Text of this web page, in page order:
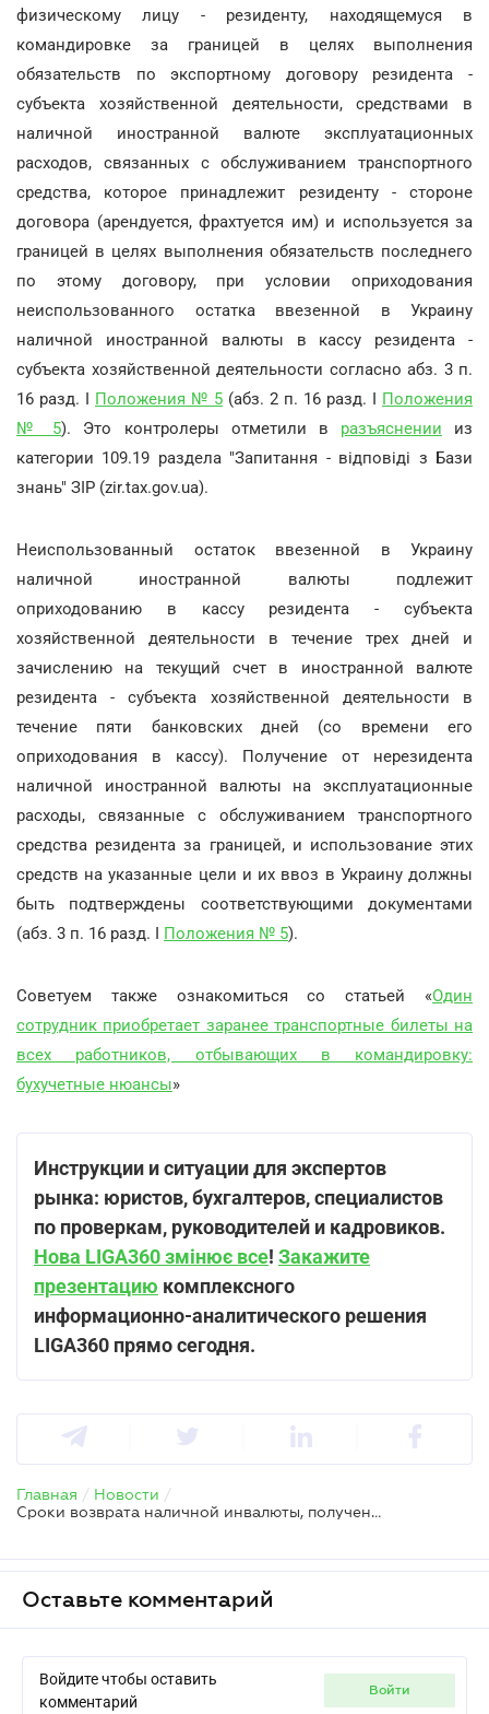
физическому лицу - резиденту, находящемуся в
командировке за границей в целях выполнения
обязательств по экспортному договору резидента -
субъекта хозяйственной деятельности, средствами в
наличной иностранной валюте эксплуатационных
расходов, связанных с обслуживанием транспортного
средства, которое принадлежит резиденту - стороне
договора (арендуется, фрахтуется им) и используется за
границей в целях выполнения обязательств последнего
по этому договору, при условии оприходования
неиспользованного остатка ввезенной в Украину
наличной иностранной валюты в кассу резидента -
субъекта хозяйственной деятельности согласно абз. 3 п.
16 разд. I Положения № 5 (абз. 2 п. 16 разд. I Положения
№ 5). Это контролеры отметили в разъяснении из
категории 109.19 раздела "Запитання - відповіді з Бази
знань" ЗІР (zir.tax.gov.ua).
Неиспользованный остаток ввезенной в Украину
наличной иностранной валюты подлежит
оприходованию в кассу резидента - субъекта
хозяйственной деятельности в течение трех дней и
зачислению на текущий счет в иностранной валюте
резидента - субъекта хозяйственной деятельности в
течение пяти банковских дней (со времени его
оприходования в кассу). Получение от нерезидента
наличной иностранной валюты на эксплуатационные
расходы, связанные с обслуживанием транспортного
средства резидента за границей, и использование этих
средств на указанные цели и их ввоз в Украину должны
быть подтверждены соответствующими документами
(абз. 3 п. 16 разд. I Положения № 5).
Советуем также ознакомиться со статьей «Один
сотрудник приобретает заранее транспортные билеты на
всех работников, отбывающих в командировку:
бухучетные нюансы»
Инструкции и ситуации для экспертов
рынка: юристов, бухгалтеров, специалистов
по проверкам, руководителей и кадровиков.
Нова LIGA360 змінює все! Закажите
презентацию комплексного
информационно-аналитического решения
LIGA360 прямо сегодня.
Главная / Новости /
Сроки возврата наличной инвалюты, полученной для загранкомандировки
Оставьте комментарий
Войдите чтобы оставить
комментарий
войти